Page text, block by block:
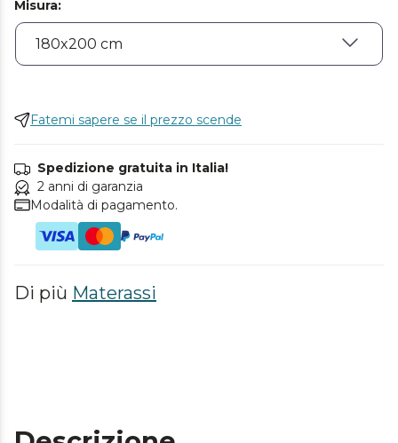
Misura:
Fatemi sapere se il prezzo scende
Spedizione gratuita in Italia!
2 anni di garanzia
Modalità di pagamento.
Di più Materassi